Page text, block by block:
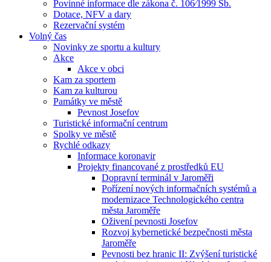
Povinné informace dle zákona č. 106⁄1999 Sb.
Dotace, NFV a dary
Rezervační systém
Volný čas
Novinky ze sportu a kultury
Akce
Akce v obci
Kam za sportem
Kam za kulturou
Památky ve městě
Pevnost Josefov
Turistické informační centrum
Spolky ve městě
Rychlé odkazy
Informace koronavir
Projekty financované z prostředků EU
Dopravní terminál v Jaroměři
Pořízení nových informačních systémů a
modernizace Technologického centra
města Jaroměře
Oživení pevnosti Josefov
Rozvoj kybernetické bezpečnosti města
Jaroměře
Pevnosti bez hranic II: Zvýšení turistické